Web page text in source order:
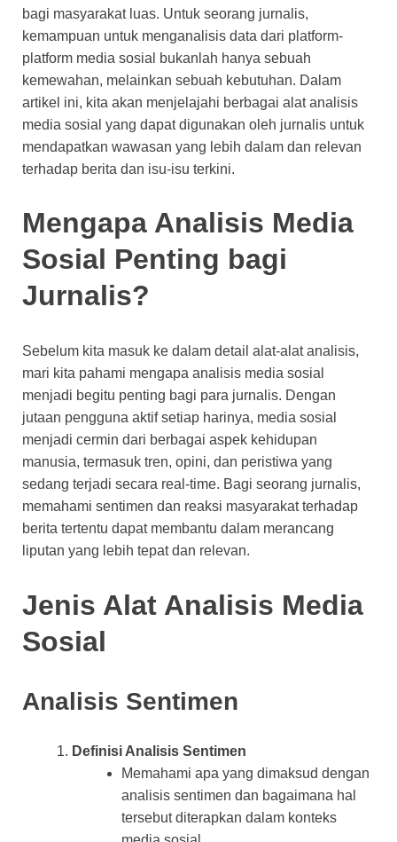
bagi masyarakat luas. Untuk seorang jurnalis,
kemampuan untuk menganalisis data dari platform-
platform media sosial bukanlah hanya sebuah
kemewahan, melainkan sebuah kebutuhan. Dalam
artikel ini, kita akan menjelajahi berbagai alat analisis
media sosial yang dapat digunakan oleh jurnalis untuk
mendapatkan wawasan yang lebih dalam dan relevan
terhadap berita dan isu-isu terkini.
Mengapa Analisis Media
Sosial Penting bagi
Jurnalis?
Sebelum kita masuk ke dalam detail alat-alat analisis,
mari kita pahami mengapa analisis media sosial
menjadi begitu penting bagi para jurnalis. Dengan
jutaan pengguna aktif setiap harinya, media sosial
menjadi cermin dari berbagai aspek kehidupan
manusia, termasuk tren, opini, dan peristiwa yang
sedang terjadi secara real-time. Bagi seorang jurnalis,
memahami sentimen dan reaksi masyarakat terhadap
berita tertentu dapat membantu dalam merancang
liputan yang lebih tepat dan relevan.
Jenis Alat Analisis Media
Sosial
Analisis Sentimen
Definisi Analisis Sentimen
Memahami apa yang dimaksud dengan
analisis sentimen dan bagaimana hal
tersebut diterapkan dalam konteks